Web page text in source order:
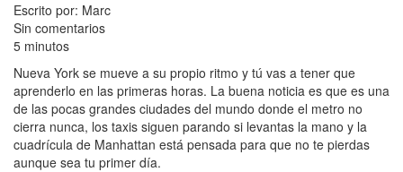
Escrito por: Marc
Sin comentarios
5 minutos
Nueva York se mueve a su propio ritmo y tú vas a tener que
aprenderlo en las primeras horas. La buena noticia es que es una
de las pocas grandes ciudades del mundo donde el metro no
cierra nunca, los taxis siguen parando si levantas la mano y la
cuadrícula de Manhattan está pensada para que no te pierdas
aunque sea tu primer día.